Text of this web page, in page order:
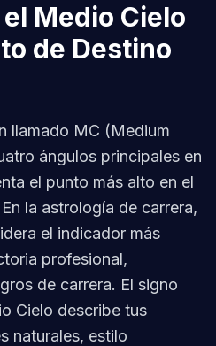
Medio Cielo
de Destino
llamado MC (Medium
ángulos principales en
el punto más alto en el
la astrología de carrera,
el indicador más
profesional,
de carrera. El signo
Cielo describe tus
naturales, estilo